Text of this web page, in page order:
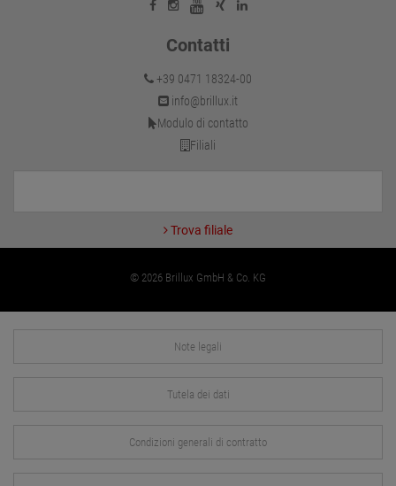
Contatti
+39 0471 18324-00
info@brillux.it
Modulo di contatto
Filiali
Trova filiale
© 2026 Brillux GmbH & Co. KG
Note legali
Tutela dei dati
Condizioni generali di contratto